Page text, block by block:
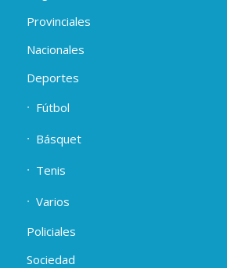
Provinciales
Nacionales
Deportes
Fútbol
Básquet
Tenis
Varios
Policiales
Sociedad